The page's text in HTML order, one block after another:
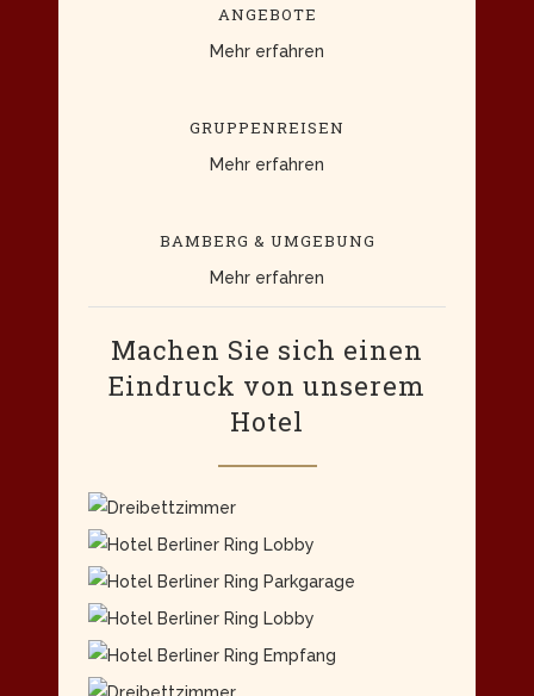
ANGEBOTE
Mehr erfahren
GRUPPENREISEN
Mehr erfahren
BAMBERG & UMGEBUNG
Mehr erfahren
Machen Sie sich einen
Eindruck von unserem
Hotel